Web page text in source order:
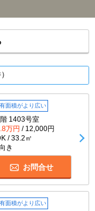
面積がより広い
1403号室
万円 / 12,000円
/ 33.2㎡
き
お問合せ
面積がより広い